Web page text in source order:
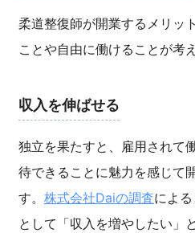
柔道整復師が開業するメリッ
ことや自由に働けることが考
収入を伸ばせる
独立を果たすと、雇用されて
待できることに魅力を感じて
す。 株式会社Daiの調査によ
として「収入を増やしたい」